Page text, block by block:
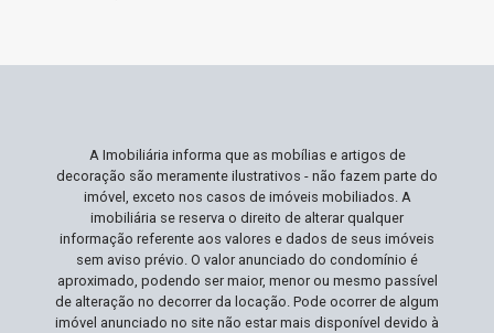
conforto, mas não abre mão de viver perto das
alugados devido à sua localização e
características atraentes. Essa é sua chance de
desfrutar de uma vida prática e confortável em
uma das áreas mais estratégicas de Ribeirão
Preto. Agende sua visita e descubra como é viver
com tudo ao seu alcance!
A Imobiliária informa que as mobílias e artigos de
decoração são meramente ilustrativos - não fazem parte do
imóvel, exceto nos casos de imóveis mobiliados. A
imobiliária se reserva o direito de alterar qualquer
informação referente aos valores e dados de seus imóveis
sem aviso prévio. O valor anunciado do condomínio é
aproximado, podendo ser maior, menor ou mesmo passível
de alteração no decorrer da locação. Pode ocorrer de algum
imóvel anunciado no site não estar mais disponível devido à